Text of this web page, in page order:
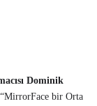
Dominik
“MirrorFace bir Orta